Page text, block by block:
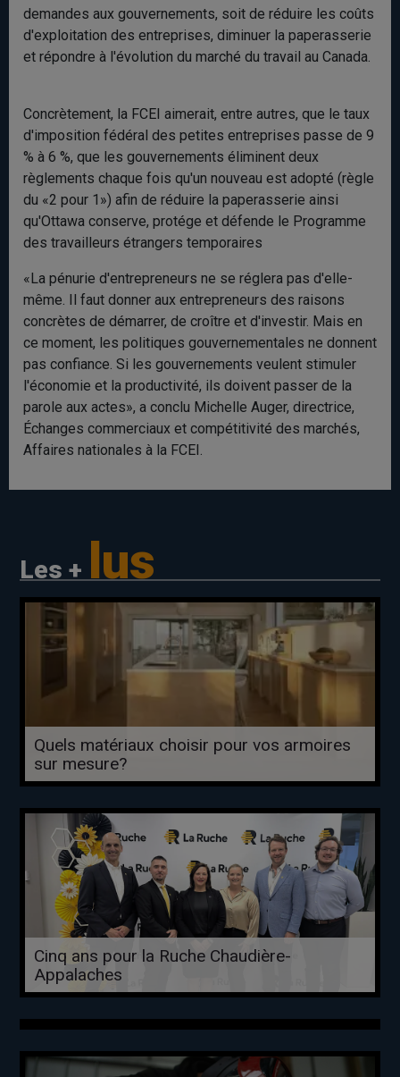
demandes aux gouvernements, soit de réduire les coûts
d'exploitation des entreprises, diminuer la paperasserie
et répondre à l'évolution du marché du travail au Canada.
Concrètement, la FCEI aimerait, entre autres, que le taux
d'imposition fédéral des petites entreprises passe de 9
% à 6 %, que les gouvernements éliminent deux
règlements chaque fois qu'un nouveau est adopté (règle
du «2 pour 1») afin de réduire la paperasserie ainsi
qu'Ottawa conserve, protége et défende le Programme
des travailleurs étrangers temporaires
«La pénurie d'entrepreneurs ne se réglera pas d'elle-
même. Il faut donner aux entrepreneurs des raisons
concrètes de démarrer, de croître et d'investir. Mais en
ce moment, les politiques gouvernementales ne donnent
pas confiance. Si les gouvernements veulent stimuler
l'économie et la productivité, ils doivent passer de la
parole aux actes», a conclu Michelle Auger, directrice,
Échanges commerciaux et compétitivité des marchés,
Affaires nationales à la FCEI.
Les + lus
Quels matériaux choisir pour vos armoires
sur mesure?
Cinq ans pour la Ruche Chaudière-
Appalaches